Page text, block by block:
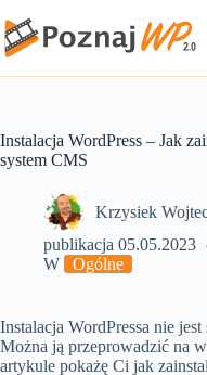
do
treści
Instalacja WordPress – Jak
system CMS
Krzysiek
publikacja 05.05.2023
W
Ogólne
Instalacja WordPressa nie
Można ją przeprowadzić na
artykule pokażę Ci jak